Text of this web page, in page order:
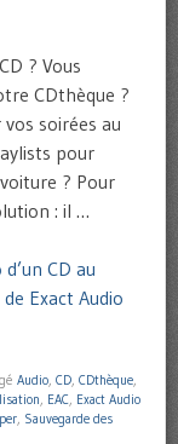
? Vous
CDthèque ?
soirées au
pour
? Pour
: il …
CD au
Exact Audio
Audio, CD, CDthèque,
, EAC, Exact Audio
, Sauvegarde des